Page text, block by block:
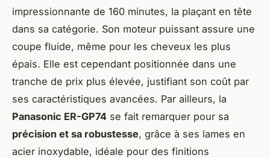
impressionnante de 160 minutes, la plaçant en tête
dans sa catégorie. Son moteur puissant assure une
coupe fluide, même pour les cheveux les plus
épais. Elle est cependant positionnée dans une
tranche de prix plus élevée, justifiant son coût par
ses caractéristiques avancées. Par ailleurs, la
Panasonic ER-GP74 se fait remarquer pour sa
précision et sa robustesse, grâce à ses lames en
acier inoxydable, idéale pour des finitions